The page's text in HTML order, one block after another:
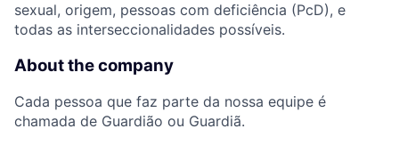
sexual, origem, pessoas com deficiência (PcD), e
todas as interseccionalidades possíveis.
About the company
Cada pessoa que faz parte da nossa equipe é
chamada de Guardião ou Guardiã.